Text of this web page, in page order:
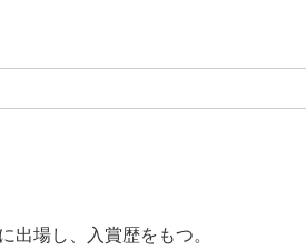
場し、入賞歴をもつ。